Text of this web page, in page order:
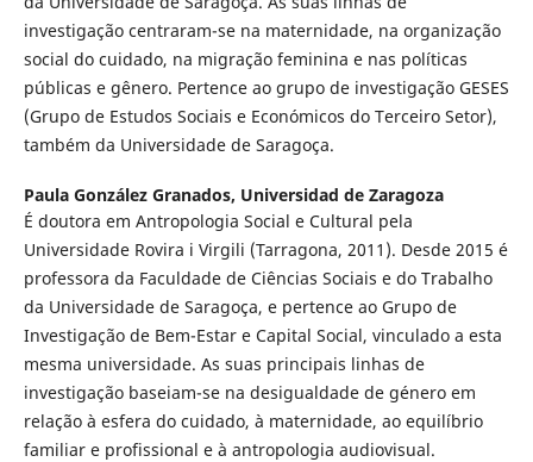
investigação centraram-se na maternidade, na organização
social do cuidado, na migração feminina e nas políticas
públicas e gênero. Pertence ao grupo de investigação GESES
(Grupo de Estudos Sociais e Económicos do Terceiro Setor),
também da Universidade de Saragoça.
Paula González Granados, Universidad de Zaragoza
É doutora em Antropologia Social e Cultural pela
Universidade Rovira i Virgili (Tarragona, 2011). Desde 2015 é
professora da Faculdade de Ciências Sociais e do Trabalho
da Universidade de Saragoça, e pertence ao Grupo de
Investigação de Bem-Estar e Capital Social, vinculado a esta
mesma universidade. As suas principais linhas de
investigação baseiam-se na desigualdade de género em
relação à esfera do cuidado, à maternidade, ao equilíbrio
familiar e profissional e à antropologia audiovisual.